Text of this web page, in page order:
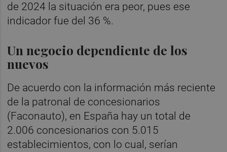
de 2024 la situación era peor, pues ese
indicador fue del 36 %.
Un negocio dependiente de los
nuevos
De acuerdo con la información más reciente
de la patronal de concesionarios
(Faconauto), en España hay un total de
2.006 concesionarios con 5.015
establecimientos, con lo cual, serían